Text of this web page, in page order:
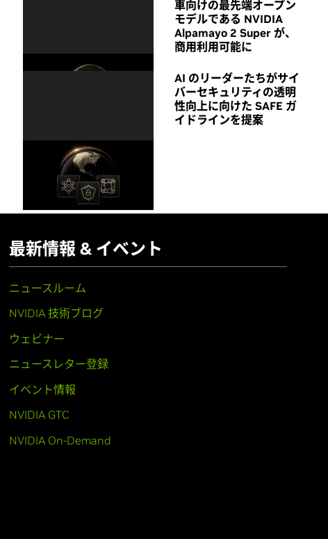
車向けの最先端オープン
モデルである NVIDIA
Alpamayo 2 Super が、
商用利用可能に
AI のリーダーたちがサイ
バーセキュリティの透明
性向上に向けた SAFE ガ
イドラインを提案
最新情報 & イベント
ニュースルーム
NVIDIA 技術ブログ
ウェビナー
ニュースレター登録
イベント情報
NVIDIA GTC
NVIDIA On-Demand